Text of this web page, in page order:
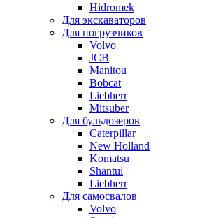
Hidromek
Для экскаваторов
Для погрузчиков
Volvo
JCB
Manitou
Bobcat
Liebherr
Mitsuber
Для бульдозеров
Caterpillar
New Holland
Komatsu
Shantui
Liebherr
Для самосвалов
Volvo